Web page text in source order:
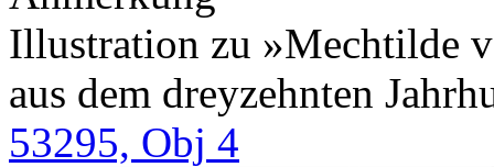
Illustration zu »Mechtilde
aus dem dreyzehnten
53295, Obj 4